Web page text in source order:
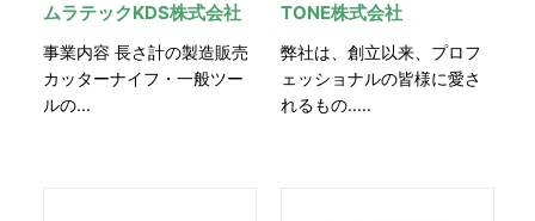
ムラテックKDS株式会社
事業内容 長さ計の製造販売
カッターナイフ・一般ツー
ルの...
TONE株式会社
弊社は、創立以来、プロフ
ェッショナルの皆様に愛さ
れるもの.....